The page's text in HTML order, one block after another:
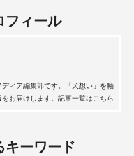
フィール
ィア編集部です。「犬想い」を軸
お届けします。記事一覧はこちら
キーワード